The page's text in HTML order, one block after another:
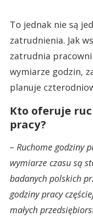
To jednak nie są
zatrudnienia. Jak
zatrudnia
wymiarze godzin,
planuje
Kto oferuje
pracy?
– Ruchome godziny
wymiarze czasu są
badanych polskich
godziny pracy
małych